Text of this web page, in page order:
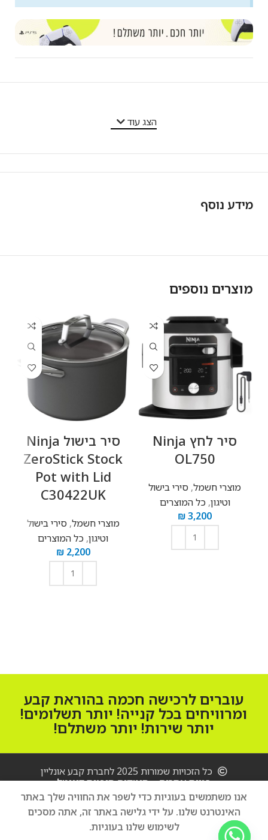
הצג עוד
מידע נוסף
מוצרים נוספים
‏סיר לחץ Ninja
OL750
מוצרי חשמל, סירי בישול
וטיגון,כל המוצרים
₪3,200
‏סיר בישול Ninja
ZeroStick Stock
Pot with Lid
C30422UK
מוצרי חשמל, סירי בישול
וטיגון, כל המוצרים
₪2,200
עוברים לרכישה חכמה בהוראת קבע
ומרוויחים בכל קנייה! יותר תשלומים!
יותר שירות! יותר משתלם!
כל הזכויות שמורות 2025 לחברת קבע אונליין
בניית אתרים – סיטקום סוכנות דיגיטל
אנו משתמשים בעוגיות כדי לשפר את החוויה שלך באתר
האינטרנט שלנו. על ידי גלישה באתר זה, אתה מסכים
לשימוש שלנו בעוגיות.
מדיח כלים
‏רחב Bosch
SMV4HAX20E
הוספה לסל
קנה עכשיו